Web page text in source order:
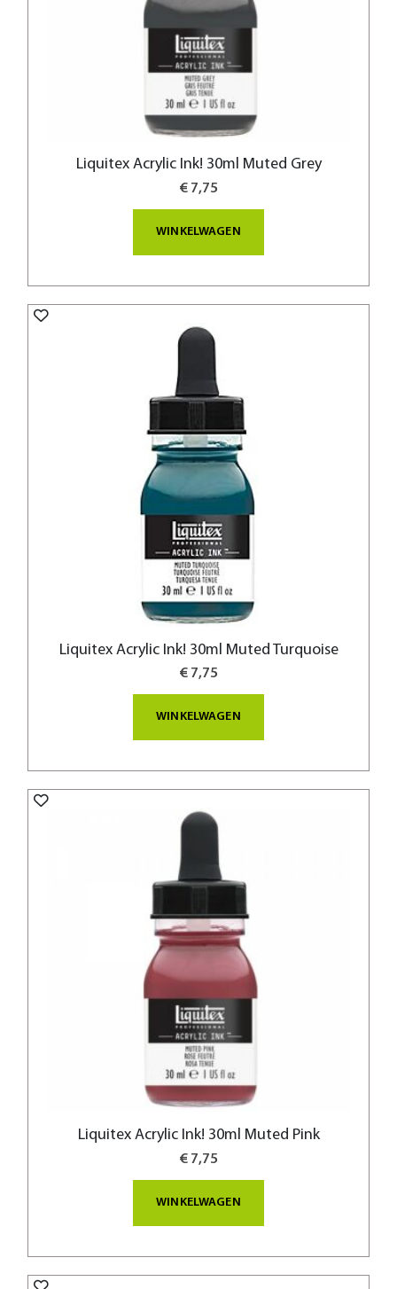
Liquitex Acrylic Ink! 30ml Muted Grey
€ 7,75
WINKELWAGEN
Liquitex Acrylic Ink! 30ml Muted Turquoise
€ 7,75
WINKELWAGEN
Liquitex Acrylic Ink! 30ml Muted Pink
€ 7,75
WINKELWAGEN